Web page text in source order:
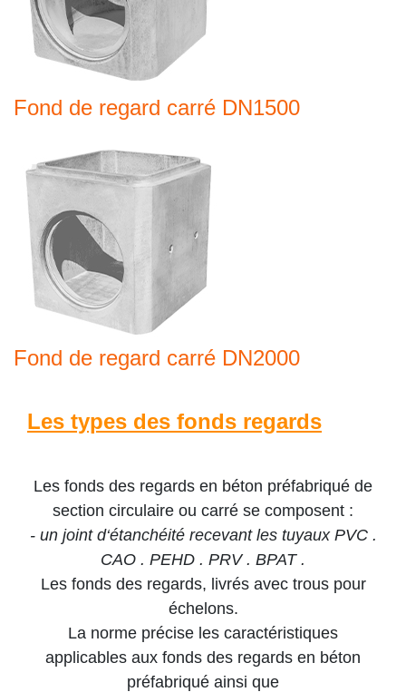
Fond de regard carré DN1500
Fond de regard carré DN2000
Les types des fonds regards
Les fonds des regards en béton préfabriqué de
section circulaire ou carré se composent :
- un joint d‘étanchéité recevant les tuyaux PVC .
CAO . PEHD . PRV . BPAT .
Les fonds des regards, livrés avec trous pour
échelons.
La norme précise les caractéristiques
applicables aux fonds des regards en béton
préfabriqué ainsi que